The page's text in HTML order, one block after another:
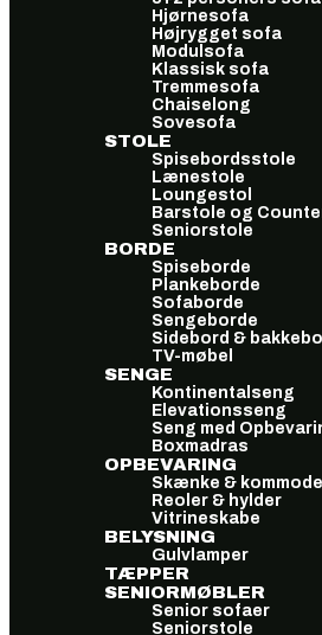
Hjørnesofa
Højrygget sofa
Modulsofa
Klassisk sofa
Tremmesofa
Chaiselong
Sovesofa
STOLE
Spisebordsstole
Lænestole
Loungestol
Barstole og
Seniorstole
BORDE
Spiseborde
Plankeborde
Sofaborde
Sengeborde
Sidebord &
TV-møbel
SENGE
Kontinentalseng
Elevationsseng
Seng med
Boxmadras
OPBEVARING
Skænke &
Reoler & hylder
Vitrineskabe
BELYSNING
Gulvlamper
TÆPPER
SENIORMØBLER
Senior sofaer
Seniorstole